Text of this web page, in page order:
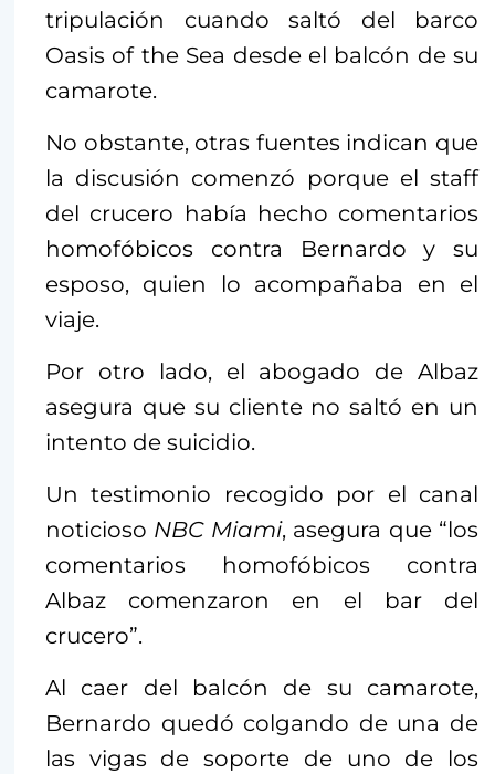
tripulación cuando saltó del barco
Oasis of the Sea desde el balcón de su
camarote.
No obstante, otras fuentes indican que
la discusión comenzó porque el staff
del crucero había hecho comentarios
homofóbicos contra Bernardo y su
esposo, quien lo acompañaba en el
viaje.
Por otro lado, el abogado de Albaz
asegura que su cliente no saltó en un
intento de suicidio.
Un testimonio recogido por el canal
noticioso NBC Miami, asegura que “los
comentarios homofóbicos contra
Albaz comenzaron en el bar del
crucero”.
Al caer del balcón de su camarote,
Bernardo quedó colgando de una de
las vigas de soporte de uno de los